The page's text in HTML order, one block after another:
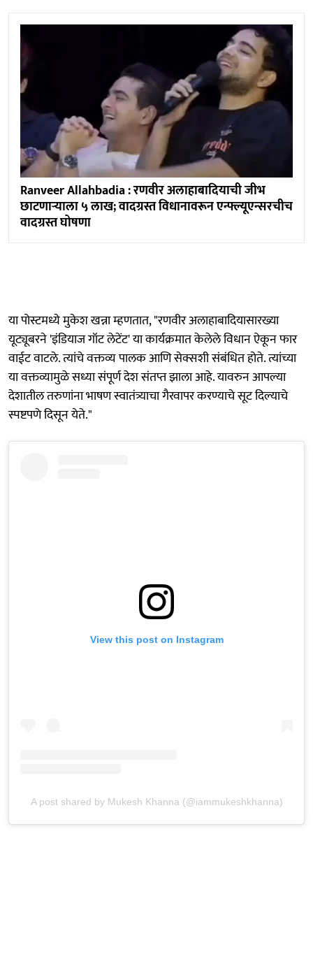
Ranveer Allahbadia : रणवीर अलाहाबादियाची जीभ
छाटणाऱ्याला ५ लाख; वादग्रस्त विधानावरून एन्फ्ल्यूएन्सरचीच
वादग्रस्त घोषणा
या पोस्टमध्ये मुकेश खन्ना म्हणतात, "रणवीर अलाहाबादियासारख्या
यूट्यूबरने 'इंडियाज गॉट लेटेंट' या कार्यक्रमात केलेले विधान ऐकून फार
वाईट वाटले. त्यांचे वक्तव्य पालक आणि सेक्सशी संबंधित होते. त्यांच्या
या वक्तव्यामुळे सध्या संपूर्ण देश संतप्त झाला आहे. यावरुन आपल्या
देशातील तरुणांना भाषण स्वातंत्र्याचा गैरवापर करण्याचे सूट दिल्याचे
स्पष्टपणे दिसून येते."
View this post on Instagram
A post shared by Mukesh Khanna (@iammukeshkhanna)